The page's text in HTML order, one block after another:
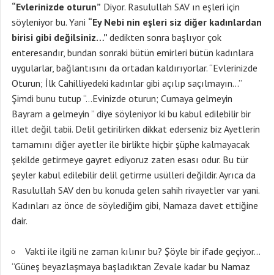
“Evlerinizde oturun” Diyor. Rasulullah SAV ın eşleri için
söyleniyor bu. Yani “Ey Nebi nin eşleri siz diğer kadınlardan
birisi gibi değilsiniz…” dedikten sonra başlıyor çok
enteresandır, bundan sonraki bütün emirleri bütün kadınlara
uygularlar, bağlantısını da ortadan kaldırıyorlar. “Evlerinizde
Oturun; İlk Cahilliyedeki kadınlar gibi açılıp saçılmayın…”
Şimdi bunu tutup “…Evinizde oturun; Cumaya gelmeyin
Bayram a gelmeyin ” diye söyleniyor ki bu kabul edilebilir bir
illet değil tabii. Delil getirilirken dikkat ederseniz biz Ayetlerin
tamamını diğer ayetler ile birlikte hiçbir şüphe kalmayacak
şekilde getirmeye gayret ediyoruz zaten esası odur. Bu tür
şeyler kabul edilebilir delil getirme usülleri değildir. Ayrıca da
Rasulullah SAV den bu konuda gelen sahih rivayetler var yani.
Kadınları az önce de söylediğim gibi, Namaza davet ettiğine
dair.
Vakti ile ilgili ne zaman kılınır bu? Şöyle bir ifade geçiyor…
“Güneş beyazlaşmaya başladıktan Zevale kadar bu Namaz